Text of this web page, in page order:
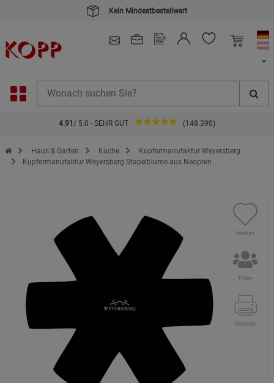
Kein Mindestbestellwert
4.91 / 5.0 - SEHR GUT (148.390)
Zur Startseite des Kopp Verlag Online-Shop
Haus & Garten Küche
Kupfermanufaktur Weyersberg
Kupfermanufaktur Weyersberg Stapelblume aus Neopren
Merken
Teilen
Drucken